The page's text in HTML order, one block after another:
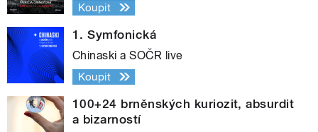
Koupit
1. Symfonická
Chinaski a SOČR live
Koupit
100+24 brněnských kuriozit, absurdit
a bizarností